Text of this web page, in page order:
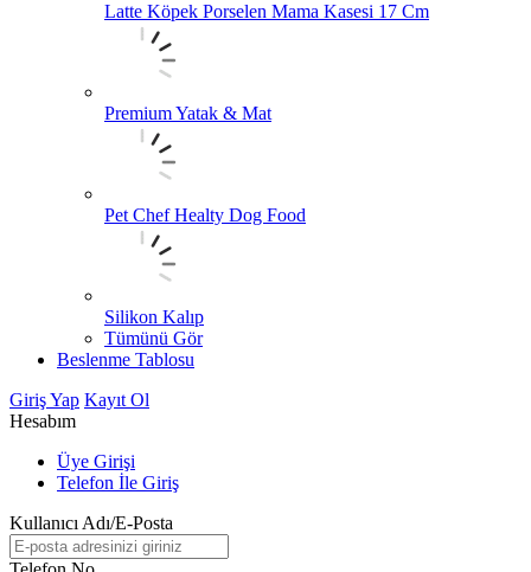
Latte Köpek Porselen Mama Kasesi 17 Cm
Premium Yatak & Mat
Pet Chef Healty Dog Food
Silikon Kalıp
Tümünü Gör
Beslenme Tablosu
Giriş Yap Kayıt Ol
Hesabım
Üye Girişi
Telefon İle Giriş
Kullanıcı Adı/E-Posta